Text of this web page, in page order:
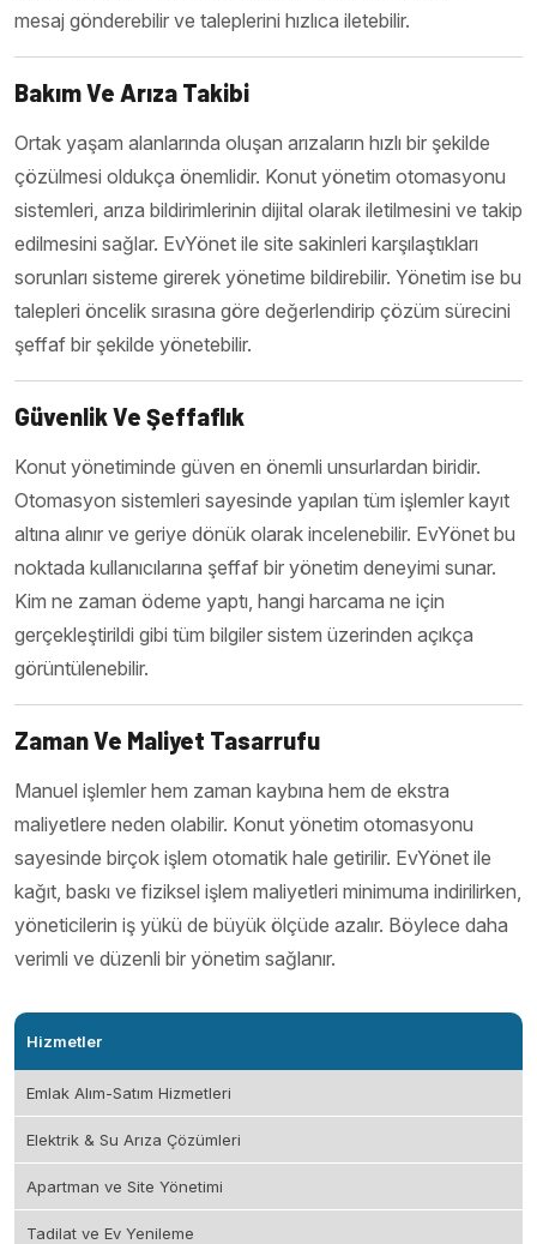
Hizmetler
Emlak Alım-Satım Hizmetleri
Elektrik & Su Arıza Çözümleri
Apartman ve Site Yönetimi
Tadilat ve Ev Yenileme
mesaj gönderebilir ve taleplerini hızlıca iletebilir.
Bakım Ve Arıza Takibi
Ortak yaşam alanlarında oluşan arızaların hızlı bir şekilde
çözülmesi oldukça önemlidir. Konut yönetim otomasyonu
sistemleri, arıza bildirimlerinin dijital olarak iletilmesini ve takip
edilmesini sağlar. EvYönet ile site sakinleri karşılaştıkları
sorunları sisteme girerek yönetime bildirebilir. Yönetim ise bu
talepleri öncelik sırasına göre değerlendirip çözüm sürecini
şeffaf bir şekilde yönetebilir.
Güvenlik Ve Şeffaflık
Konut yönetiminde güven en önemli unsurlardan biridir.
Otomasyon sistemleri sayesinde yapılan tüm işlemler kayıt
altına alınır ve geriye dönük olarak incelenebilir. EvYönet bu
noktada kullanıcılarına şeffaf bir yönetim deneyimi sunar.
Kim ne zaman ödeme yaptı, hangi harcama ne için
gerçekleştirildi gibi tüm bilgiler sistem üzerinden açıkça
görüntülenebilir.
Zaman Ve Maliyet Tasarrufu
Manuel işlemler hem zaman kaybına hem de ekstra
maliyetlere neden olabilir. Konut yönetim otomasyonu
sayesinde birçok işlem otomatik hale getirilir. EvYönet ile
kağıt, baskı ve fiziksel işlem maliyetleri minimuma indirilirken,
yöneticilerin iş yükü de büyük ölçüde azalır. Böylece daha
verimli ve düzenli bir yönetim sağlanır.